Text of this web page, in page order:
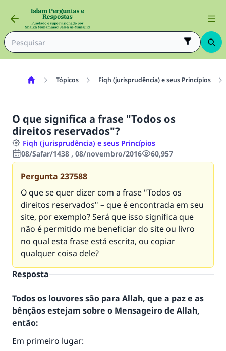
Tópicos Fiqh (jurisprudência) e seus Princípios
O que significa a frase "Todos os
direitos reservados"?
Fiqh (jurisprudência) e seus Princípios
08/Safar/1438 , 08/novembro/2016
60,957
Pergunta 237588
O que se quer dizer com a frase "Todos os
direitos reservados" – que é encontrada em seu
site, por exemplo? Será que isso significa que
não é permitido me beneficiar do site ou livro
no qual esta frase está escrita, ou copiar
qualquer coisa dele?
Resposta
Todos os louvores são para Allah, que a paz e as
bênçãos estejam sobre o Mensageiro de Allah,
então:
Em primeiro lugar: